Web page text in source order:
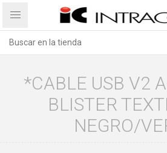
*CABLE USB V2
BLISTER
NEGRO/